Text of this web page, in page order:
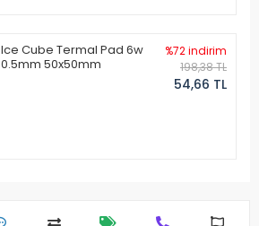
Ice Cube Termal Pad 6w
0.5mm 50x50mm
%72 indirim
198,38 TL
54,66 TL